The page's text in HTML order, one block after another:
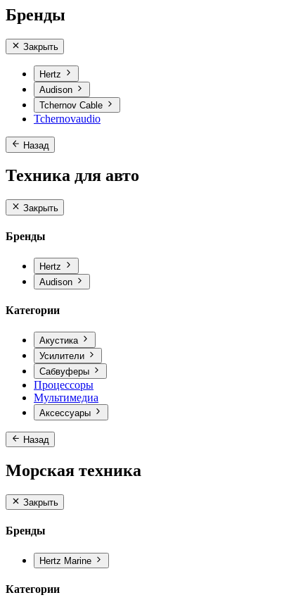
Бренды
Закрыть
Hertz
Audison
Tchernov Cable
Tchernovaudio
Назад
Техника для авто
Закрыть
Бренды
Hertz
Audison
Категории
Акустика
Усилители
Сабвуферы
Процессоры
Мультимедиа
Аксессуары
Назад
Морская техника
Закрыть
Бренды
Hertz Marine
Категории